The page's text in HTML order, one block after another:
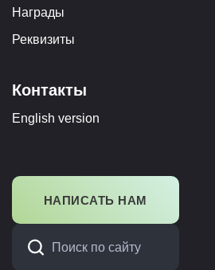
Награды
Реквизиты
Контакты
English version
НАПИСАТЬ НАМ